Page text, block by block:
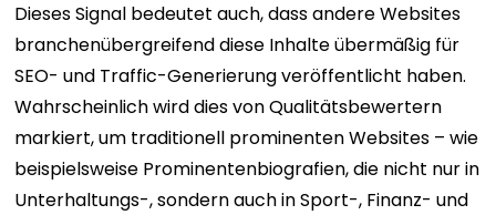
Dieses Signal bedeutet auch, dass andere Websites
branchenübergreifend diese Inhalte übermäßig für
SEO- und Traffic-Generierung veröffentlicht haben.
Wahrscheinlich wird dies von Qualitätsbewertern
markiert, um traditionell prominenten Websites – wie
beispielsweise Prominentenbiografien, die nicht nur in
Unterhaltungs-, sondern auch in Sport-, Finanz- und